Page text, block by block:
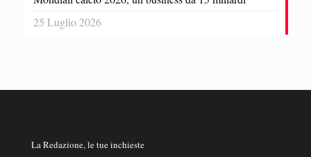
25 Luglio 2026
La Redazione, le tue inchieste